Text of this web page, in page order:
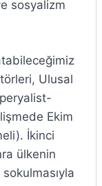
sosyalizm
Ulusal
Ekim
İkinci
ülkenin